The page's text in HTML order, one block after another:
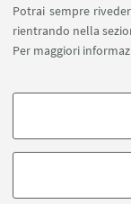
Potrai sempre
rientrando nella
Per maggiori
COOKIE DI
degli utenti, creare
di marketing.
©Copyright 2026
Bologna - Via